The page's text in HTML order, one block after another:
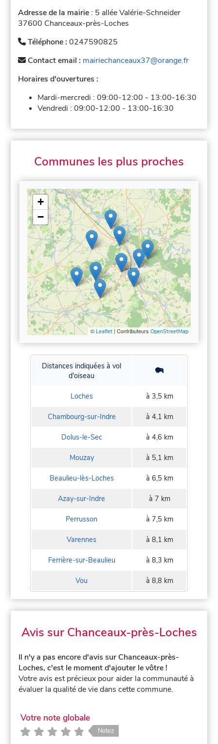
Adresse de la mairie : 5 allée Valérie-Schneider
37600 Chanceaux-près-Loches
Téléphone :0247590825
Contact email : mairiechanceaux37@orange.fr
Horaires d'ouvertures :
Mardi-mercredi :09:00-12:00 - 13:00-16:30
Vendredi :09:00-12:00 - 13:00-16:30
Communes les plus proches
+
−
© Leaflet| Contributeurs OpenStreetMap
Distances indiquées à vol
d'oiseau
Loches à 3,5 km
Chambourg-sur-Indre à 4,1 km
Dolus-le-Sec à 4,6 km
Mouzay à 5,1 km
Beaulieu-lès-Loches à 6,5 km
Azay-sur-Indre à 7 km
Perrusson à 7,5 km
Varennes à 8,1 km
Ferrière-sur-Beaulieu à 8,3 km
Vou à 8,8 km
Avis sur Chanceaux-près-Loches
Il n'y a pas encore d'avis sur Chanceaux-près-
Loches, c'est le moment d'ajouter le vôtre !
Votre avis est précieux pour aider la communauté à
évaluer la qualité de vie dans cette commune.
Votre note globale
Notez